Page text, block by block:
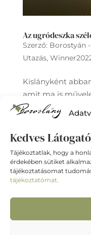
Kedves
Tájékoztatlak, hogy a
érdekében sütiket
tájékoztatásomat
tájékoztatómat.
Az ugródeszka
Szerző: Borostyán
Utazás,
Kislányként
amit ma is
nagybátyám
kóstoltam
hogy végül
bor és
tavi...